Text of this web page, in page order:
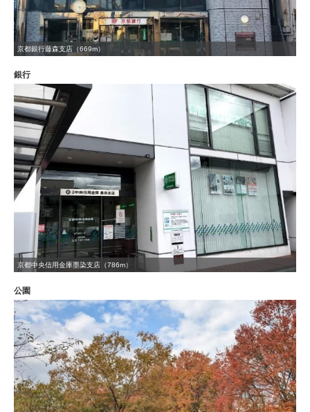
京都銀行藤森支店（669m）
銀行
京都中央信用金庫墨染支店（786m）
公園